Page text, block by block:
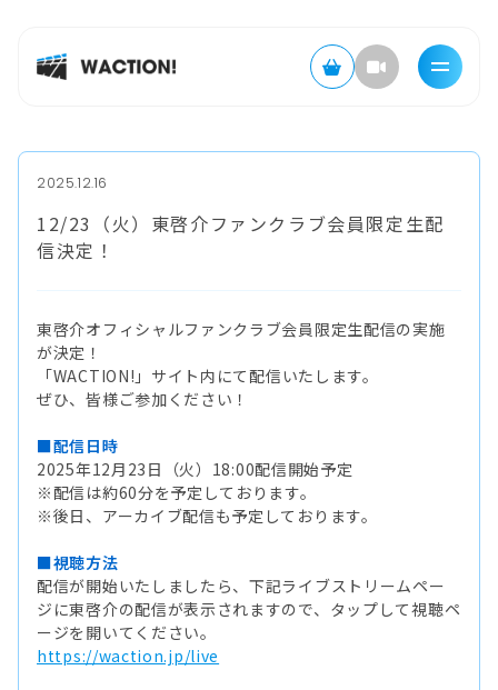
2025.12.16
12/23（火）東啓介ファンクラブ会員限定生配
信決定！
東啓介オフィシャルファンクラブ会員限定生配信の実施
が決定！
「WACTION!」サイト内にて配信いたします。
ぜひ、皆様ご参加ください！
■配信日時
2025年12月23日（火）18:00配信開始予定
※配信は約60分を予定しております。
※後日、アーカイブ配信も予定しております。
■視聴方法
配信が開始いたしましたら、下記ライブストリームペー
ジに東啓介の配信が表示されますので、タップして視聴ペ
ージを開いてください。
https://waction.jp/live